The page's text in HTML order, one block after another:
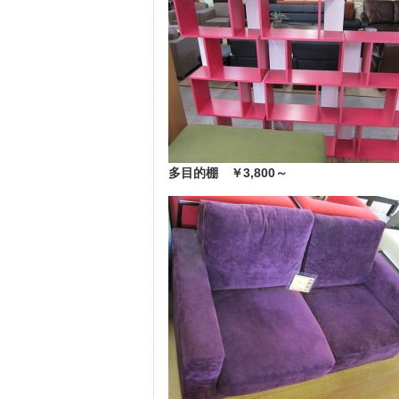
多目的棚 ￥3,800～